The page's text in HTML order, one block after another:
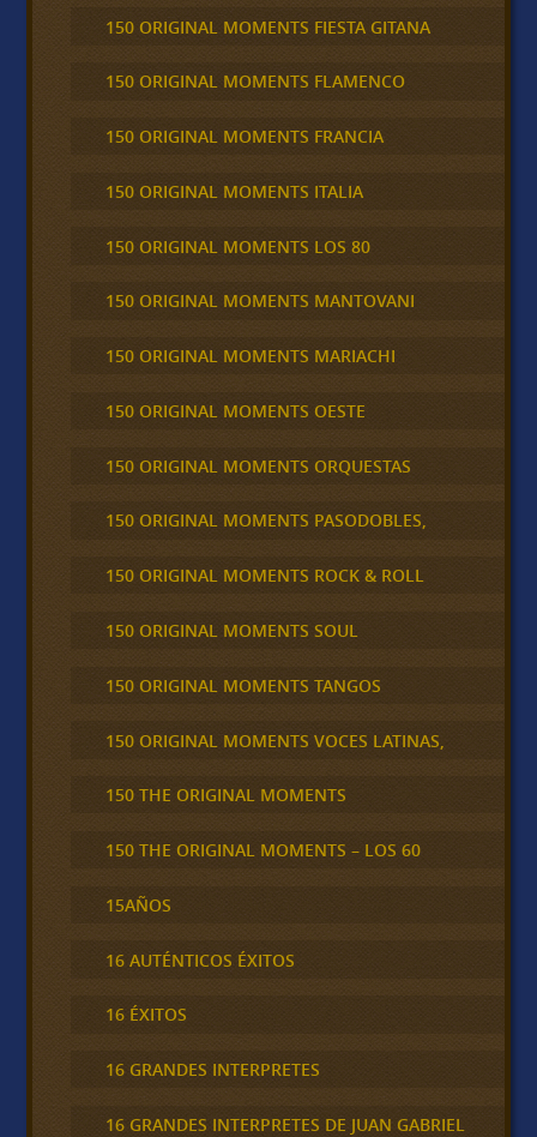
150 ORIGINAL MOMENTS FIESTA GITANA
150 ORIGINAL MOMENTS FLAMENCO
150 ORIGINAL MOMENTS FRANCIA
150 ORIGINAL MOMENTS ITALIA
150 ORIGINAL MOMENTS LOS 80
150 ORIGINAL MOMENTS MANTOVANI
150 ORIGINAL MOMENTS MARIACHI
150 ORIGINAL MOMENTS OESTE
150 ORIGINAL MOMENTS ORQUESTAS
150 ORIGINAL MOMENTS PASODOBLES,
150 ORIGINAL MOMENTS ROCK & ROLL
150 ORIGINAL MOMENTS SOUL
150 ORIGINAL MOMENTS TANGOS
150 ORIGINAL MOMENTS VOCES LATINAS,
150 THE ORIGINAL MOMENTS
150 THE ORIGINAL MOMENTS – LOS 60
15AÑOS
16 AUTÉNTICOS ÉXITOS
16 ÉXITOS
16 GRANDES INTERPRETES
16 GRANDES INTERPRETES DE JUAN GABRIEL